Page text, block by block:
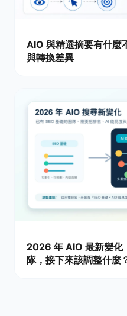
AIO 與精選摘要有什麼
與轉換差異
2026 年 AIO 最新變化
隊，接下來該調整什麼